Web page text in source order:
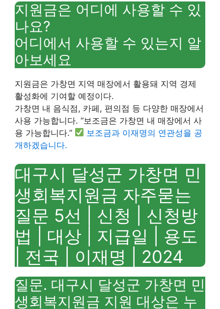
지원금은 어디에 사용할 수 있
나요?
어디에서 사용할 수 있는지 알
아보세요
지원금은 가창면 지역 매장에서 활용돼 지역 경제
활성화에 기여할 예정이다.
가창면 내 음식점, 카페, 편의점 등 다양한 매장에서
사용 가능합니다. “보조금은 가창면 내 매장에서 사
용 가능합니다.”
보조금과 이재명의 연관성을 공
개하겠습니다.
대구시 달성군 가창면 민
생회복지원금 자주묻는
질문 5선 | 신청 | 신청방
법 | 대상 | 지급일 | 용도
| 전국 | 이재명 | 2024
질문. 대구시 달성군 가창면 민
생회복지원금 지원 대상은 누